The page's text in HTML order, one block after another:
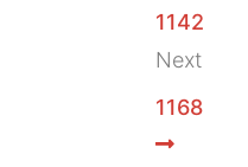
1142
Next
1168